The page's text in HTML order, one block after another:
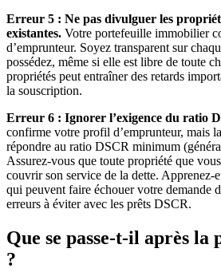
Erreur 5 : Ne pas divulguer les
existantes. Votre portefeuille immobilier
d’emprunteur. Soyez transparent sur
possédez, même si elle est libre de toute
propriétés peut entraîner des retards
la souscription.
Erreur 6 : Ignorer l’exigence du ratio
confirme votre profil d’emprunteur, mais
répondre au ratio DSCR minimum
Assurez-vous que toute propriété que
couvrir son service de la dette. Apprenez-
qui peuvent faire échouer votre demande
erreurs à éviter avec les prêts DSCR.
Que se passe-t-il après
?